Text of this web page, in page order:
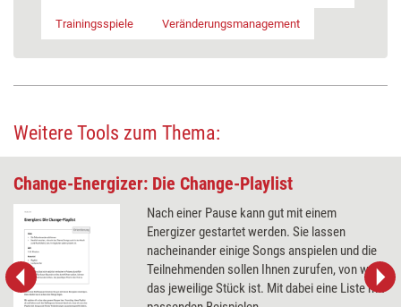
Trainingsspiele Veränderungsmanagement
Weitere Tools zum Thema:
Change-Energizer: Die Change-Playlist
Nach einer Pause kann gut mit einem
Energizer gestartet werden. Sie lassen
nacheinander einige Songs anspielen und die
Teilnehmenden sollen Ihnen zurufen, von wem
das jeweilige Stück ist. Mit dabei eine Liste mit